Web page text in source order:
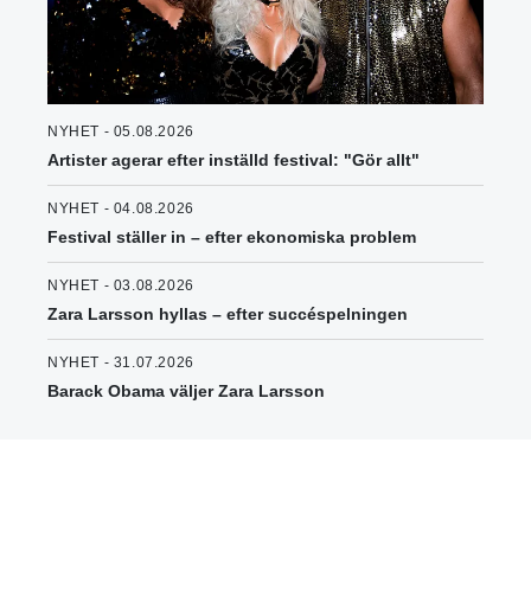
NYHET - 05.08.2026
Artister agerar efter inställd festival: "Gör allt"
NYHET - 04.08.2026
Festival ställer in – efter ekonomiska problem
NYHET - 03.08.2026
Zara Larsson hyllas – efter succéspelningen
NYHET - 31.07.2026
Barack Obama väljer Zara Larsson